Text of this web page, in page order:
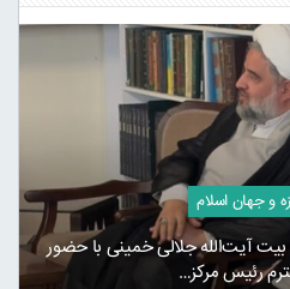
و جهان اسلام
آیت‌الله جلالی خمینی با حضور
رئیس مرکز…